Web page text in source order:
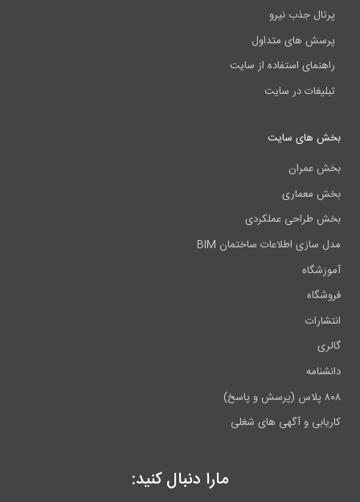
پرتال جذب نیرو
پرسش های متداول
راهنمای استفاده از سایت
تبلیغات در سایت
بخش های سایت
بخش عمران
بخش معماری
بخش طراحی عملکردی
مدل سازی اطلاعات ساختمان BIM
آموزشگاه
فروشگاه
انتشارات
گالری
دانشنامه
۸۰۸ پلاس (پرسش و پاسخ)
کاریابی و آگهی های شغلی
مارا دنبال کنید: